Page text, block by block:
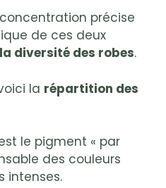
précise
de ces deux
diversité des robes.
la répartition des
le pigment « par
des couleurs
intenses.